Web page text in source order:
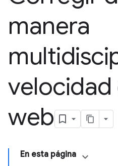
manera
velocidad
web
En esta página